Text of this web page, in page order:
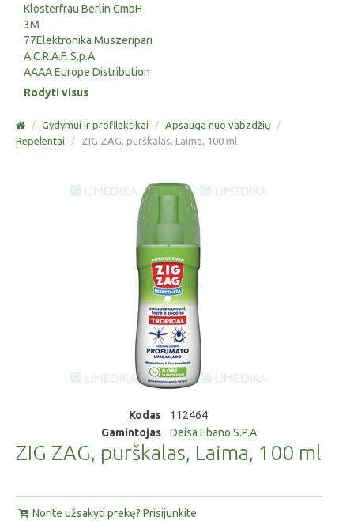
Klosterfrau Berlin GmbH
3M
77Elektronika Muszeripari
A.C.R.A.F. S.p.A
AAAA Europe Distribution
Rodyti visus
/ Gydymui ir profilaktikai / Apsauga nuo vabzdžių
/
Repelentai
/ ZIG ZAG, purškalas, Laima, 100 ml
Kodas
112464
Gamintojas
Deisa Ebano S.P.A.
ZIG ZAG, purškalas, Laima, 100 ml
Norite užsakyti prekę? Prisijunkite.